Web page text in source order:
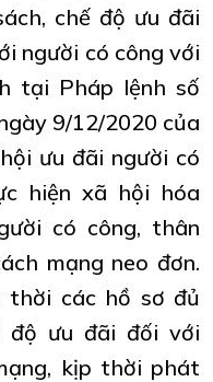
chế độ ưu đãi
người có công với
tại Pháp lệnh số
9/12/2020 của
ưu đãi người có
hiện xã hội hóa
có công, thân
mạng neo đơn.
các hồ sơ đủ
độ ưu đãi đối với
kịp thời phát